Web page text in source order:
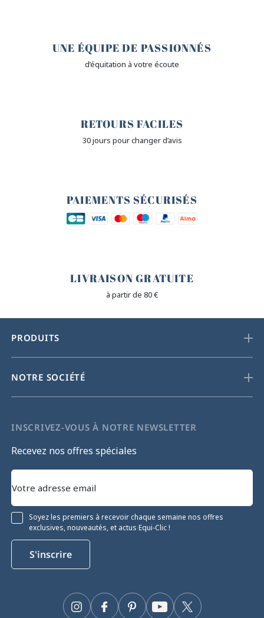
UNE ÉQUIPE DE PASSIONNÉS
d’équitation à votre écoute
RETOURS FACILES
30 jours pour changer d’avis
PAIEMENTS SÉCURISÉS
LIVRAISON GRATUITE
à partir de 80 €
PRODUITS
NOTRE SOCIÉTÉ
INSCRIVEZ-VOUS À NOTRE NEWSLETTER
Recevez nos offres spéciales
Soyez les premiers à recevoir chaque semaine nos offres
exclusives, nouveautés, et actus Equi-Clic !
S'inscrire
Facebook Twitter
YouTube
Pinterest
Instagram